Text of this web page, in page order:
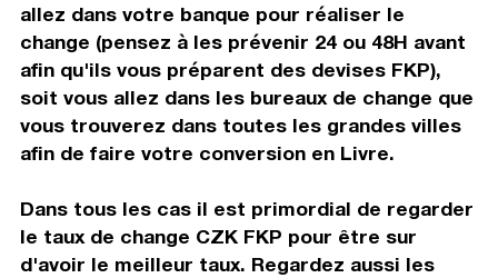
allez dans votre banque pour réaliser le
change (pensez à les prévenir 24 ou 48H avant
afin qu'ils vous préparent des devises FKP),
soit vous allez dans les bureaux de change que
vous trouverez dans toutes les grandes villes
afin de faire votre conversion en Livre.
Dans tous les cas il est primordial de regarder
le taux de change CZK FKP pour être sur
d'avoir le meilleur taux. Regardez aussi les